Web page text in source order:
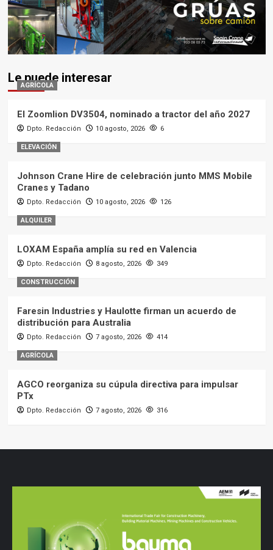
Le puede interesar
AGRÍCOLA
El Zoomlion DV3504, nominado a tractor del año 2027
Dpto. Redacción 10 agosto, 2026 6
ELEVACIÓN
Johnson Crane Hire de celebración junto MMS Mobile
Cranes y Tadano
Dpto. Redacción 10 agosto, 2026 126
ALQUILER
LOXAM España amplía su red en Valencia
Dpto. Redacción 8 agosto, 2026 349
CONSTRUCCIÓN
Faresin Industries y Haulotte firman un acuerdo de
distribución para Australia
Dpto. Redacción 7 agosto, 2026 414
AGRÍCOLA
AGCO reorganiza su cúpula directiva para impulsar
PTx
Dpto. Redacción 7 agosto, 2026 316